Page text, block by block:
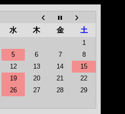
水 木 金 土
1
5 6 7
8
12 13 14
15
19 20 21
22
26 27 28
29